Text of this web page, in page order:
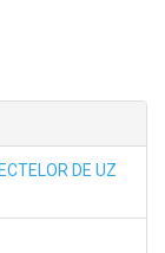
DE UZ